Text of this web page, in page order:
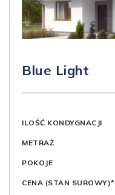
Blue Light
ILOŚĆ KONDYGNACJI
METRAŻ
POKOJE
CENA (STAN SUROWY)*